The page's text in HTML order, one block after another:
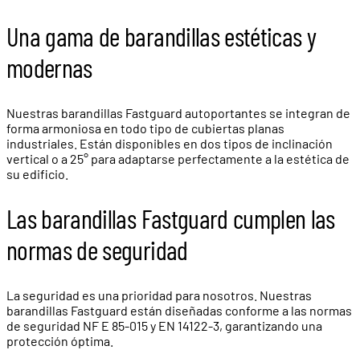
Una gama de barandillas estéticas y
modernas
Nuestras barandillas Fastguard autoportantes se integran de
forma armoniosa en todo tipo de cubiertas planas
industriales. Están disponibles en dos tipos de inclinación
vertical o a 25° para adaptarse perfectamente a la estética de
su edificio.
Las barandillas Fastguard cumplen las
normas de seguridad
La seguridad es una prioridad para nosotros. Nuestras
barandillas Fastguard están diseñadas conforme a las normas
de seguridad NF E 85-015 y EN 14122-3, garantizando una
protección óptima.